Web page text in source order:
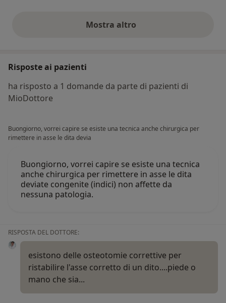
Mostra altroopinioni di cui sopra
Risposte ai pazienti
ha risposto a 1 domande da parte di pazienti di
MioDottore
Buongiorno, vorrei capire se esiste una tecnica anche chirurgica per
rimettere in asse le dita devia
Buongiorno, vorrei capire se esiste una tecnica
anche chirurgica per rimettere in asse le dita
deviate congenite (indici) non affette da
nessuna patologia.
RISPOSTA DEL DOTTORE:
esistono delle osteotomie correttive per
ristabilire l'asse corretto di un dito....piede o
mano che sia...